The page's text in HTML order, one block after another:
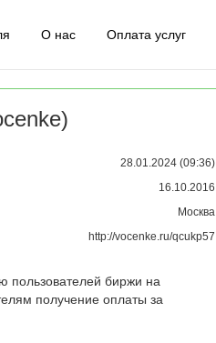
О нас Оплата услуг
28.01.2024 (09:36)
16.10.2016
Москва
http://vocenke.ru/qcukp57
биржи на
получение оплаты за